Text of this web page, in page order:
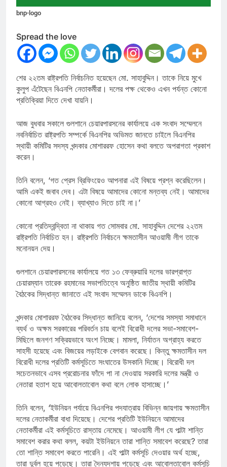
bnp-logo
Spread the love
শের ২২তম রাষ্ট্রপতি নির্বাচনিত হয়েছেন মো. সাহাবুদ্দিন। তাকে নিয়ে মুখে
কুলুপ এঁটেছেন বিএনপি নেতাকর্মীরা। দলের পক্ষ থেকেও এখন পর্যন্ত কোনো
প্রতিক্রিয়া দিতে দেখা যায়নি।
আজ বুধবার সকালে গুলশানে চেয়ারপারসনের কার্যালয়ে এক সংবাদ সম্মেলনে
নবনির্বাচিত রাষ্ট্রপতি সম্পর্কে বিএনপির অভিমত জানতে চাইলে বিএনপির
স্থায়ী কমিটির সদস্য খন্দকার মোশাররফ হোসেন কথা বলতে অপরাগতা প্রকাশ
করেন।
তিনি বলেন, ‘গত প্রেস ব্রিফিংয়েও আপনারা এই বিষয়ে প্রশ্ন করেছিলেন।
আমি একই জবাব দেব। এটা বিষয়ে আমাদের কোনো মন্তব্য নেই। আমাদের
কোনো আগ্রহও নেই। ব্যাখ্যাও দিতে চাই না।’
কোনো প্রতিদ্বন্দ্বিতা না থাকায় গত সোমবার মো. সাহাবুদ্দিন দেশের ২২তম
রাষ্ট্রপতি নির্বাচিত হন। রাষ্ট্রপতি নির্বাচনে ক্ষমতাসীন আওয়ামী লীগ তাকে
মনোনয়ন দেয়।
গুলশানে চেয়ারপারসনের কার্যালয়ে গত ১৩ ফেব্রুয়ারি দলের ভারপ্রাপ্ত
চেয়ারম্যান তারেক রহমানের সভাপতিত্বে অনুষ্ঠিত জাতীয় স্থায়ী কমিটির
বৈঠকের সিদ্ধান্ত জানাতে এই সংবাদ সম্মেলন ডাকে বিএনপি।
খন্দকার মোশাররফ বৈঠকের সিদ্ধান্ত জানিয়ে বলেন, ‘দেশের সমস্যা সমাধানে
ব্যর্থ ও অক্ষম সরকারের পরিবর্তন চায় বলেই বিরোধী দলের সভা-সমাবেশ-
মিছিলে জনগণ সক্রিয়ভাবে অংশ নিচ্ছে। মামলা, নির্যাতন অগ্রাহ্য করতে
সাহসী হয়েছে এবং বিজয়ের লড়াইকে বেগবান করেছে। কিন্তু ক্ষমতাসীন দল
বিরোধী দলের প্রতিটি কর্মসূচিতে সংঘাতের উসকানি দিচ্ছে। বিরোধী দল
সচেতনভাবে এসব প্ররোচনার ফাঁদে পা না দেওয়ায় সরকারি দলের মন্ত্রী ও
নেতারা হতাশ হয়ে আবোলতাবোল কথা বলে লোক হাসাচ্ছে।’
তিনি বলেন, ‘ইউনিয়ন পর্যায়ে বিএনপির পদযাত্রায় বিভিন্ন জায়গায় ক্ষমতাসীন
দলের নেতাকর্মীরা বাধা দিয়েছে। দেশের প্রতিটি ইউনিয়নে আমাদের
নেতাকর্মীরা এই কর্মসূচিতে রাস্তায় নেমেছে। আওয়ামী লীগ যে পাল্টা শান্তি
সমাবেশ করার কথা বলল, কয়টা ইউনিয়নে তারা শান্তি সমাবেশ করেছে? তারা
তো শান্তি সমাবেশ করতে পারেনি। এই পাল্টা কর্মসূচি দেওয়ার অর্থ হচ্ছে,
তারা দুর্বল হয়ে পড়েছে। তারা দৈন্যদশায় পড়েছে এবং আবোলতাবোল কর্মসূচি